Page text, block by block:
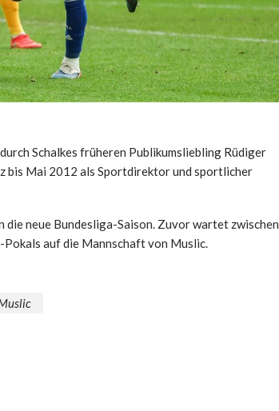
Schalkes früheren Publikumsliebling Rüdiger
bis Mai 2012 als Sportdirektor und sportlicher
neue Bundesliga-Saison. Zuvor wartet zwischen
Pokals auf die Mannschaft von Muslic.